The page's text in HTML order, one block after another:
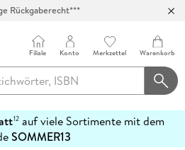
Rückgaberecht***
Filiale Konto Merkzettel Warenkorb
12auf viele Sortimente mit dem
SOMMER13